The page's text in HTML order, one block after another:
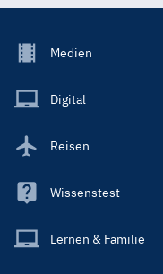
Footer
Main
Medien
Digital
Reisen
Wissenstest
Lernen & Familie